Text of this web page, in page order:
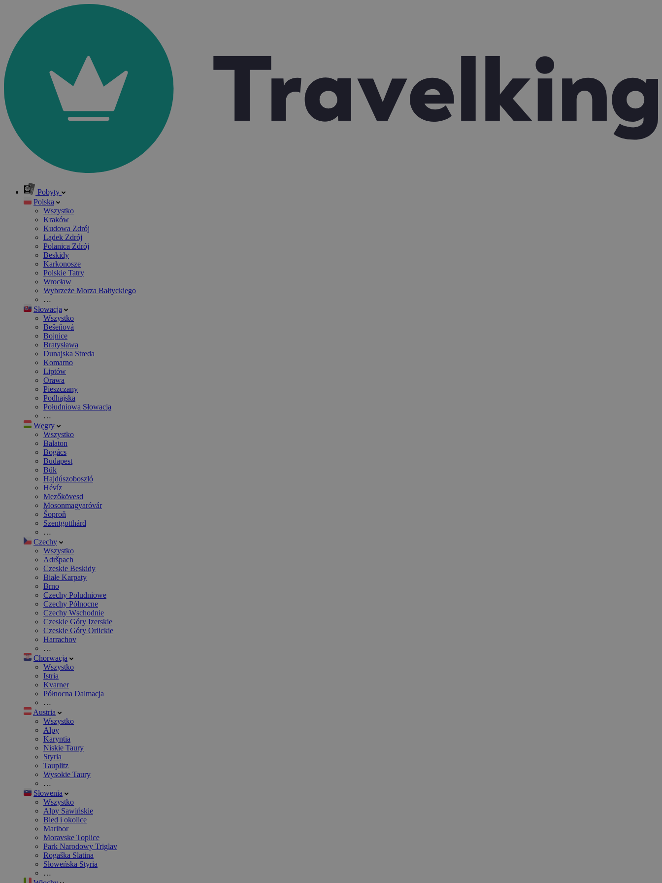
Pobyty
Polska
Wszystko
Kraków
Kudowa Zdrój
Lądek Zdrój
Polanica Zdrój
Beskidy
Karkonosze
Polskie Tatry
Wrocław
Wybrzeże Morza Bałtyckiego
…
Słowacja
Wszystko
Bešeňová
Bojnice
Bratysława
Dunajska Streda
Komarno
Liptów
Orawa
Pieszczany
Podhajska
Południowa Słowacja
…
Węgry
Wszystko
Balaton
Bogács
Budapest
Bük
Hajdúszoboszló
Hévíz
Mezőkövesd
Mosonmagyaróvár
Šoproň
Szentgotthárd
…
Czechy
Wszystko
Adršpach
Czeskie Beskidy
Białe Karpaty
Brno
Czechy Południowe
Czechy Północne
Czechy Wschodnie
Czeskie Góry Izerskie
Czeskie Góry Orlickie
Harrachov
…
Chorwacja
Wszystko
Istria
Kvarner
Północna Dalmacja
…
Austria
Wszystko
Alpy
Karyntia
Niskie Taury
Styria
Tauplitz
Wysokie Taury
…
Słowenia
Wszystko
Alpy Sawińskie
Bled i okolice
Maribor
Moravske Toplice
Park Narodowy Triglav
Rogaška Slatina
Słoweńska Styria
…